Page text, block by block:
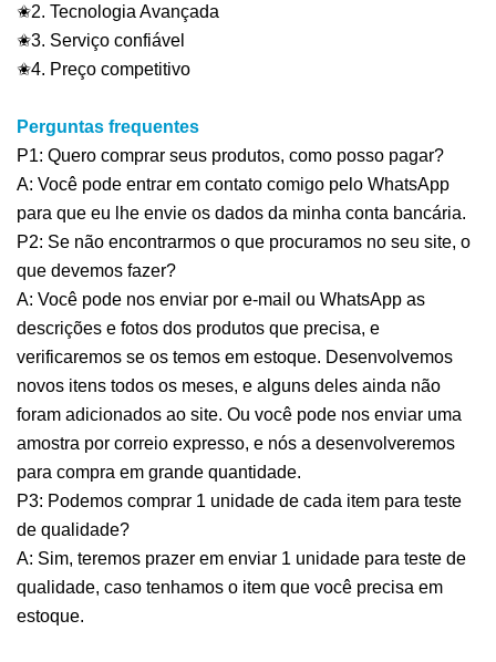
✬2. Tecnologia Avançada
✬3. Serviço confiável
✬4. Preço competitivo
Perguntas frequentes
P1: Quero comprar seus produtos, como posso pagar?
A: Você pode entrar em contato comigo pelo WhatsApp
para que eu lhe envie os dados da minha conta bancária.
P2: Se não encontrarmos o que procuramos no seu site, o
que devemos fazer?
A: Você pode nos enviar por e-mail ou WhatsApp as
descrições e fotos dos produtos que precisa, e
verificaremos se os temos em estoque. Desenvolvemos
novos itens todos os meses, e alguns deles ainda não
foram adicionados ao site. Ou você pode nos enviar uma
amostra por correio expresso, e nós a desenvolveremos
para compra em grande quantidade.
P3: Podemos comprar 1 unidade de cada item para teste
de qualidade?
A: Sim, teremos prazer em enviar 1 unidade para teste de
qualidade, caso tenhamos o item que você precisa em
estoque.